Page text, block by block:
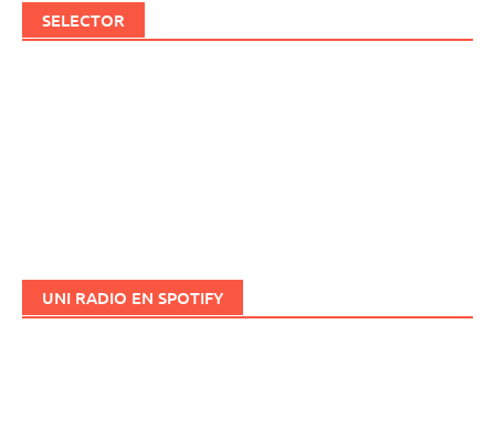
SELECTOR
UNI RADIO EN SPOTIFY